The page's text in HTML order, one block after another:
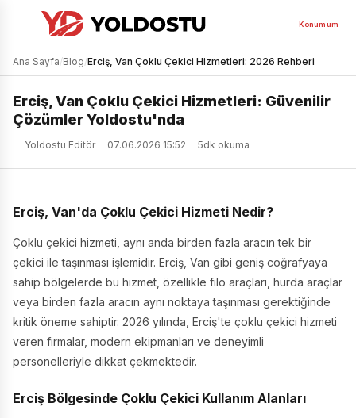
Konumum
Ana Sayfa/Blog/Erciş, Van Çoklu Çekici Hizmetleri: 2026 Rehberi
Erciş, Van Çoklu Çekici Hizmetleri: Güvenilir
Çözümler Yoldostu'nda
Yoldostu Editör 07.06.2026 15:52 5dk okuma
Erciş, Van'da Çoklu Çekici Hizmeti Nedir?
Çoklu çekici hizmeti, aynı anda birden fazla aracın tek bir
çekici ile taşınması işlemidir. Erciş, Van gibi geniş coğrafyaya
sahip bölgelerde bu hizmet, özellikle filo araçları, hurda araçlar
veya birden fazla aracın aynı noktaya taşınması gerektiğinde
kritik öneme sahiptir. 2026 yılında, Erciş'te çoklu çekici hizmeti
veren firmalar, modern ekipmanları ve deneyimli
personelleriyle dikkat çekmektedir.
Erciş Bölgesinde Çoklu Çekici Kullanım Alanları